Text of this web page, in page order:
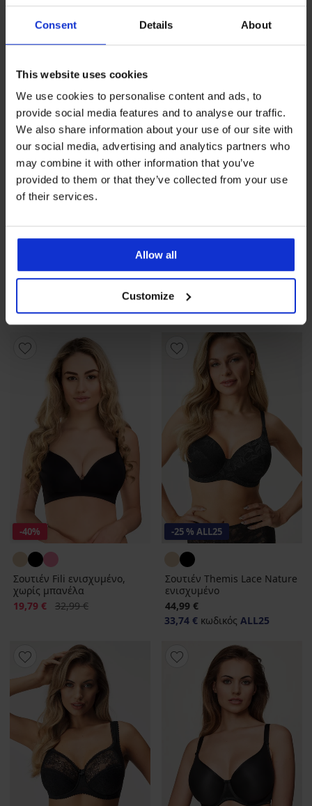
Consent Details About
This website uses cookies
We use cookies to personalise content and ads, to
provide social media features and to analyse our traffic.
We also share information about your use of our site with
our social media, advertising and analytics partners who
may combine it with other information that you’ve
provided to them or that they’ve collected from your use
of their services.
Allow all
Customize
4,6
Σουτιέν Spacer 3D Lady
53,99 €
4,8
BESTSELLER
Σουτιέν Push Perfect Bardot
ενισχυμένο
57,99 €
-40%
Σουτιέν Fili ενισχυμένο,
χωρίς μπανέλα
Έκπτωση
19,79 € Αρχική τιμή
32,99 €
-25 % ALL25
Σουτιέν Themis Lace Nature
ενισχυμένο
44,99 €
33,74 € κωδικός ALL25